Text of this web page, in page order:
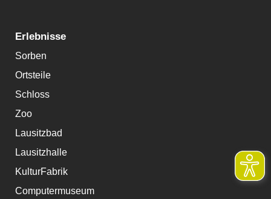
Erlebnisse
Sorben
Ortsteile
Schloss
Zoo
Lausitzbad
Lausitzhalle
KulturFabrik
Computermuseum